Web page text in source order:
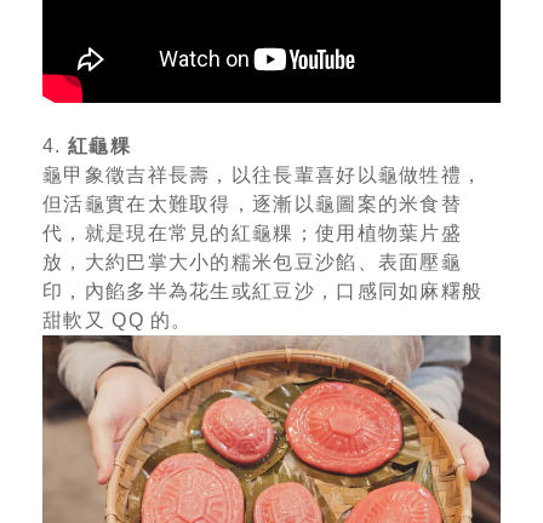
4. 紅龜粿
龜甲象徵吉祥長壽，以往長輩喜好以龜做牲禮，
但活龜實在太難取得，逐漸以龜圖案的米食替
代，就是現在常見的紅龜粿；使用植物葉片盛
放，大約巴掌大小的糯米包豆沙餡、表面壓龜
印，內餡多半為花生或紅豆沙，口感同如麻糬般
甜軟又 QQ 的。